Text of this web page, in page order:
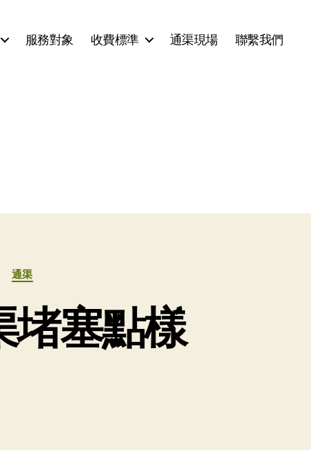
服務對象 收費標準 通渠現場 聯繫我們
通渠
堵塞點樣